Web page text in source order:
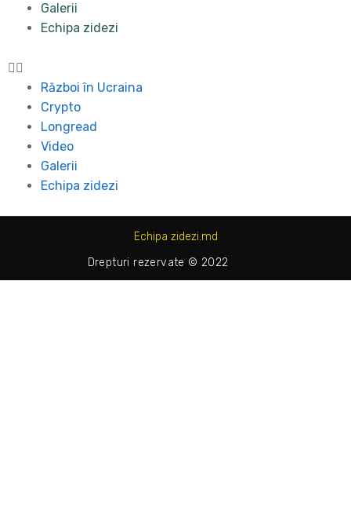
Galerii
Echipa zidezi
Război în Ucraina
Crypto
Longread
Video
Galerii
Echipa zidezi
Echipa zidezi.md
Drepturi rezervate © 2022